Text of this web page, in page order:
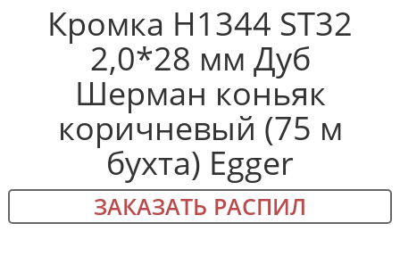
Кромка H1344 ST32
2,0*28 мм Дуб
Шерман коньяк
коричневый (75 м
бухта) Egger
ЗАКАЗАТЬ РАСПИЛ